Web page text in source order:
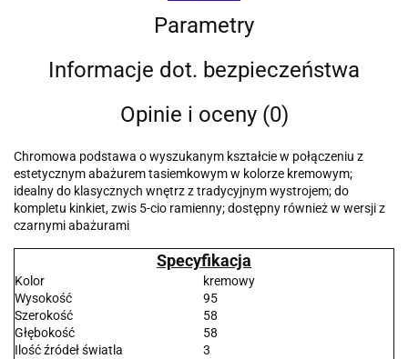
Parametry
Informacje dot. bezpieczeństwa
Opinie i oceny (0)
Chromowa podstawa o wyszukanym kształcie w połączeniu z
estetycznym abażurem tasiemkowym w kolorze kremowym;
idealny do klasycznych wnętrz z tradycyjnym wystrojem; do
kompletu kinkiet, zwis 5-cio ramienny; dostępny również w wersji z
czarnymi abażurami
Specyfikacja
Kolor
kremowy
Wysokość
95
Szerokość
58
Głębokość
58
Ilość źródeł światla
3